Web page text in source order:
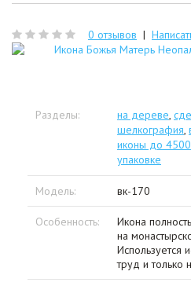
0 отзывов |
Разделы: на дереве,
шелкография,
иконы до
упаковке
Модель: вк-170
Особенность:
Икона
на
Используется
труд и только